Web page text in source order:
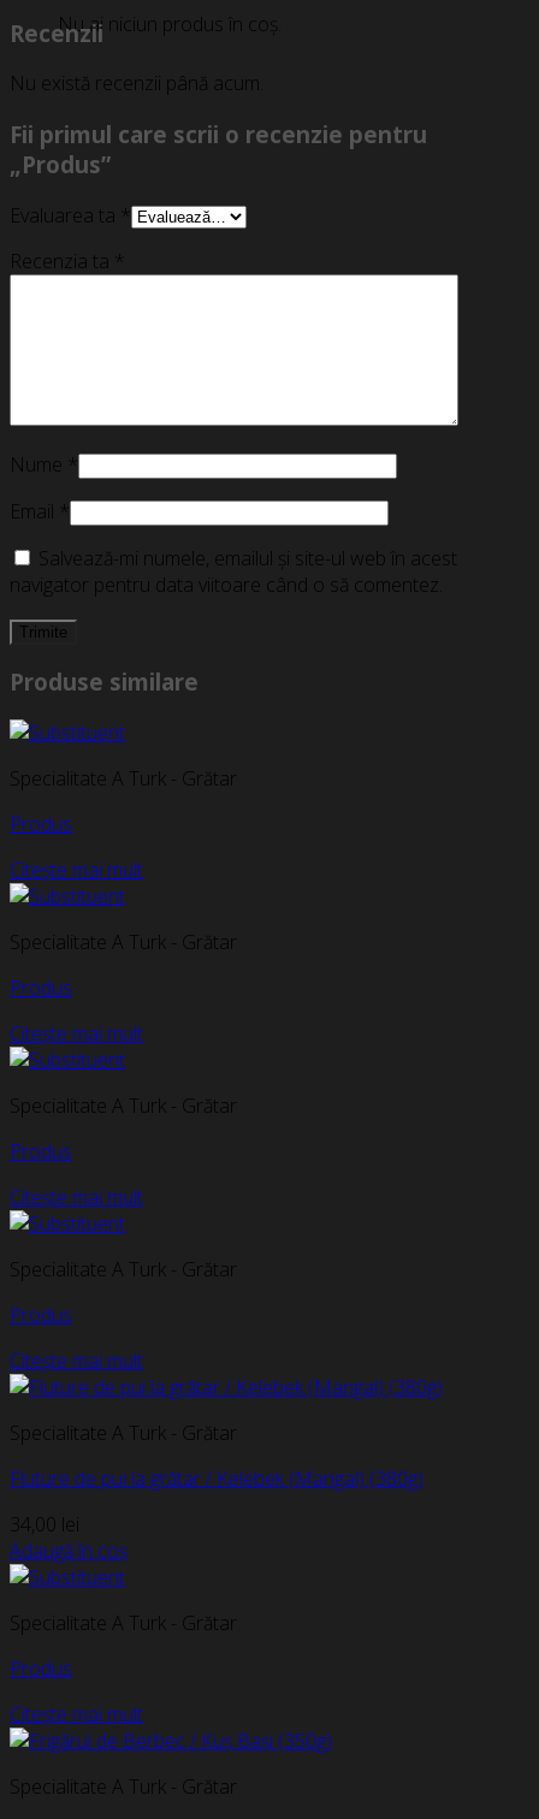
Nu ai niciun produs în coș.
Recenzii
Nu există recenzii până acum.
Fii primul care scrii o recenzie pentru
„Produs”
Evaluarea ta *
Recenzia ta *
Nume *
Email *
Salvează-mi numele, emailul și site-ul web în acest
navigator pentru data viitoare când o să comentez.
Produse similare
Specialitate A Turk - Grătar
Produs
Citește mai mult
Specialitate A Turk - Grătar
Produs
Citește mai mult
Specialitate A Turk - Grătar
Produs
Citește mai mult
Specialitate A Turk - Grătar
Produs
Citește mai mult
Specialitate A Turk - Grătar
Fluture de pui la grătar / Kelebek (Mangal) (380g)
34,00 lei
Adaugă în coș
Specialitate A Turk - Grătar
Produs
Citește mai mult
Specialitate A Turk - Grătar